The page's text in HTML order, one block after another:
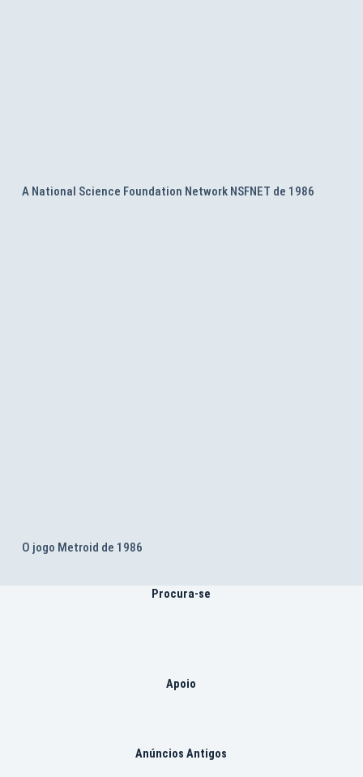
A National Science Foundation Network NSFNET de 1986
O jogo Metroid de 1986
Procura-se
Apoio
Anúncios Antigos